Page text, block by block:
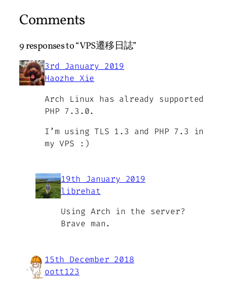
Comments
9 responses to “VPS遷移日誌”
3rd January 2019
Haozhe Xie
Arch Linux has already supported
PHP 7.3.0.
I’m using TLS 1.3 and PHP 7.3 in
my VPS :)
19th January 2019
librehat
Using Arch in the server?
Brave man.
15th December 2018
oott123